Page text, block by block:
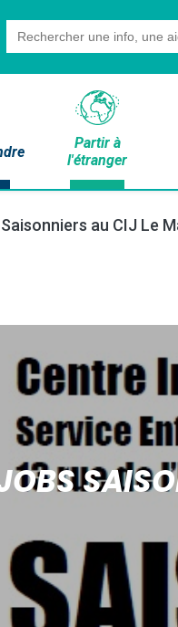
Search
for:
Partir à
l'étranger
au CIJ Le